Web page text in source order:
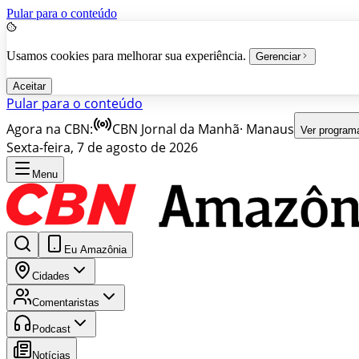
Pular para o conteúdo
Usamos cookies para melhorar sua experiência. Gerenciar
Aceitar
Pular para o conteúdo
Agora na CBN:
CBN Jornal da Manhã· Manaus Ver
Sexta-feira, 7 de agosto de 2026
Menu
Eu Amazônia
Cidades
Comentaristas
Podcast
Notícias